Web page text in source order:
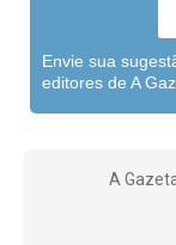
Envie sua
editores de A
A